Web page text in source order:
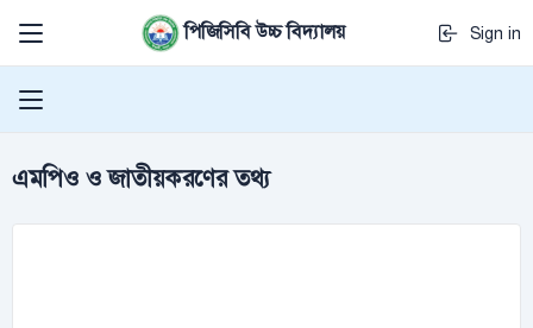
পিজিসিবি উচ্চ বিদ্যালয় Sign in
এমপিও ও জাতীয়করণের তথ্য